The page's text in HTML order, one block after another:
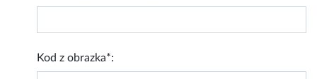
Kod z obrazka*: